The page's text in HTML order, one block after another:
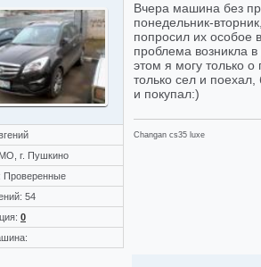
г. Пушкино
Проверенные
54
0
Вчера машина без
понедельник-
попросил их особое
проблема возникла
этом я могу только
только сел и
и покупал:)
Changan cs35 luxe